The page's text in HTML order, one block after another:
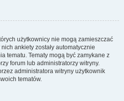
użytkownicy nie mogą zamieszczać
ankiety zostały automatycznie
tematu. Tematy mogą być zamykane z
forum lub administratorzy witryny.
administratora witryny użytkownik
tematów.